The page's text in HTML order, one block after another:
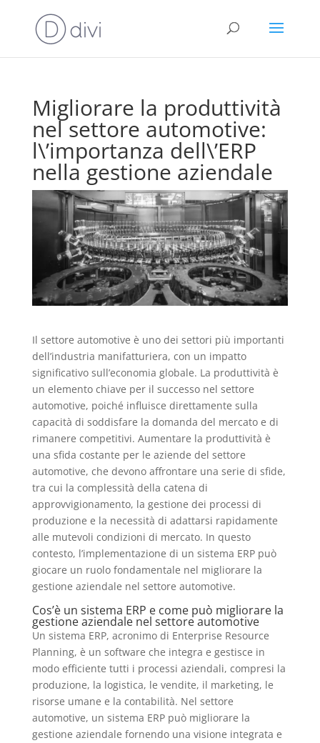
Migliorare la produttività
nel settore automotive:
l\’importanza dell\’ERP
nella gestione aziendale
Il settore automotive è uno dei settori più importanti
dell’industria manifatturiera, con un impatto
significativo sull’economia globale. La produttività è
un elemento chiave per il successo nel settore
automotive, poiché influisce direttamente sulla
capacità di soddisfare la domanda del mercato e di
rimanere competitivi. Aumentare la produttività è
una sfida costante per le aziende del settore
automotive, che devono affrontare una serie di sfide,
tra cui la complessità della catena di
approvvigionamento, la gestione dei processi di
produzione e la necessità di adattarsi rapidamente
alle mutevoli condizioni di mercato. In questo
contesto, l’implementazione di un sistema ERP può
giocare un ruolo fondamentale nel migliorare la
gestione aziendale nel settore automotive.
Cos’è un sistema ERP e come può migliorare la
gestione aziendale nel settore automotive
Un sistema ERP, acronimo di Enterprise Resource
Planning, è un software che integra e gestisce in
modo efficiente tutti i processi aziendali, compresi la
produzione, la logistica, le vendite, il marketing, le
risorse umane e la contabilità. Nel settore
automotive, un sistema ERP può migliorare la
gestione aziendale fornendo una visione integrata e